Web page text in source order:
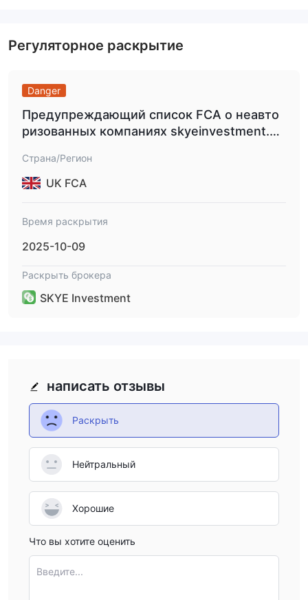
Регуляторное раскрытие
Danger
Предупреждающий список FCA о неавто
ризованных компаниях skyeinvestment.on
Страна/Регион
UK FCA
Время раскрытия
2025-10-09
Раскрыть брокера
SKYE Investment
написать отзывы
Раскрыть
Нейтральный
Хорошие
Что вы хотите оценить
Введите...